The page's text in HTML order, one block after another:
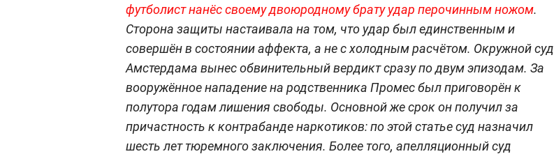
футболист нанёс своему двоюродному брату удар перочинным ножом.
Сторона защиты настаивала на том, что удар был единственным и
совершён в состоянии аффекта, а не с холодным расчётом. Окружной суд
Амстердама вынес обвинительный вердикт сразу по двум эпизодам. За
вооружённое нападение на родственника Промес был приговорён к
полутора годам лишения свободы. Основной же срок он получил за
причастность к контрабанде наркотиков: по этой статье суд назначил
шесть лет тюремного заключения. Более того, апелляционный суд